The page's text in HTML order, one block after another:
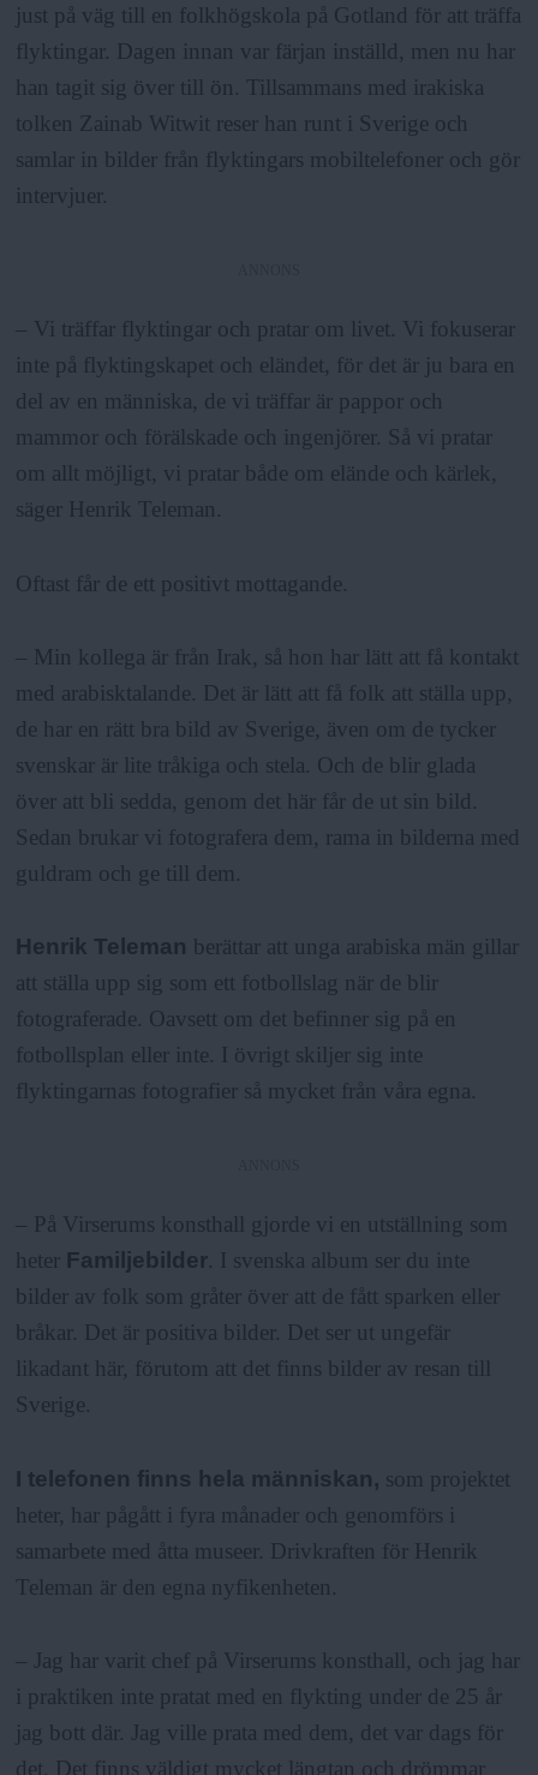
r
i
a
just på väg till en folkhögskola på Gotland för att träffa
flyktingar. Dagen innan var färjan inställd, men nu har
han tagit sig över till ön. Tillsammans med irakiska
tolken Zainab Witwit reser han runt i Sverige och
samlar in bilder från flyktingars mobiltelefoner och gör
intervjuer.
– Vi träffar flyktingar och pratar om livet. Vi fokuserar
inte på flyktingskapet och eländet, för det är ju bara en
del av en människa, de vi träffar är pappor och
mammor och förälskade och ingenjörer. Så vi pratar
om allt möjligt, vi pratar både om elände och kärlek,
säger Henrik Teleman.
Oftast får de ett positivt mottagande.
– Min kollega är från Irak, så hon har lätt att få kontakt
med arabisktalande. Det är lätt att få folk att ställa upp,
de har en rätt bra bild av Sverige, även om de tycker
svenskar är lite tråkiga och stela. Och de blir glada
över att bli sedda, genom det här får de ut sin bild.
Sedan brukar vi fotografera dem, rama in bilderna med
guldram och ge till dem.
Henrik Teleman berättar att unga arabiska män gillar
att ställa upp sig som ett fotbollslag när de blir
fotograferade. Oavsett om det befinner sig på en
fotbollsplan eller inte. I övrigt skiljer sig inte
flyktingarnas fotografier så mycket från våra egna.
– På Virserums konsthall gjorde vi en utställning som
heter Familjebilder. I svenska album ser du inte
bilder av folk som gråter över att de fått sparken eller
bråkar. Det är positiva bilder. Det ser ut ungefär
likadant här, förutom att det finns bilder av resan till
Sverige.
I telefonen finns hela människan, som projektet
heter, har pågått i fyra månader och genomförs i
samarbete med åtta museer. Drivkraften för Henrik
Teleman är den egna nyfikenheten.
– Jag har varit chef på Virserums konsthall, och jag har
i praktiken inte pratat med en flykting under de 25 år
jag bott där. Jag ville prata med dem, det var dags för
det. Det finns väldigt mycket längtan och drömmar